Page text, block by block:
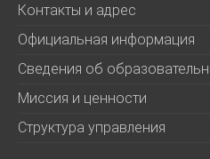
Контакты и адрес
Официальная информация
Сведения об
Миссия и ценности
Структура управления